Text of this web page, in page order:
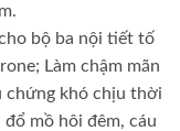
bộ ba nội tiết tố
Làm chậm mãn
chứng khó chịu thời
mồ hôi đêm, cáu